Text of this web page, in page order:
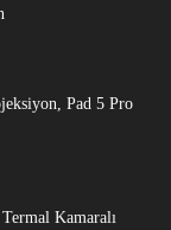
Pad 5 Pro
Kamaralı